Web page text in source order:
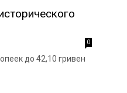
0
до 42,10 гривен